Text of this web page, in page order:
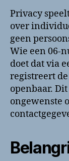
Privacy
over
geen
Wie een 06-
doet dat via
registreert
openbaar.
ongewenste